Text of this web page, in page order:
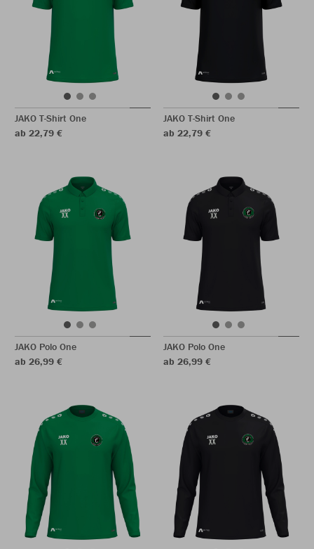
JAKO T-Shirt One
ab 22,79 €
JAKO T-Shirt One
ab 22,79 €
JAKO Polo One
ab 26,99 €
JAKO Polo One
ab 26,99 €